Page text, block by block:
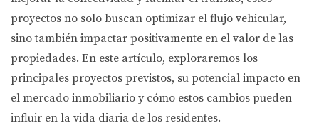
proyectos no solo buscan optimizar el flujo vehicular,
sino también impactar positivamente en el valor de las
propiedades. En este artículo, exploraremos los
principales proyectos previstos, su potencial impacto en
el mercado inmobiliario y cómo estos cambios pueden
influir en la vida diaria de los residentes.